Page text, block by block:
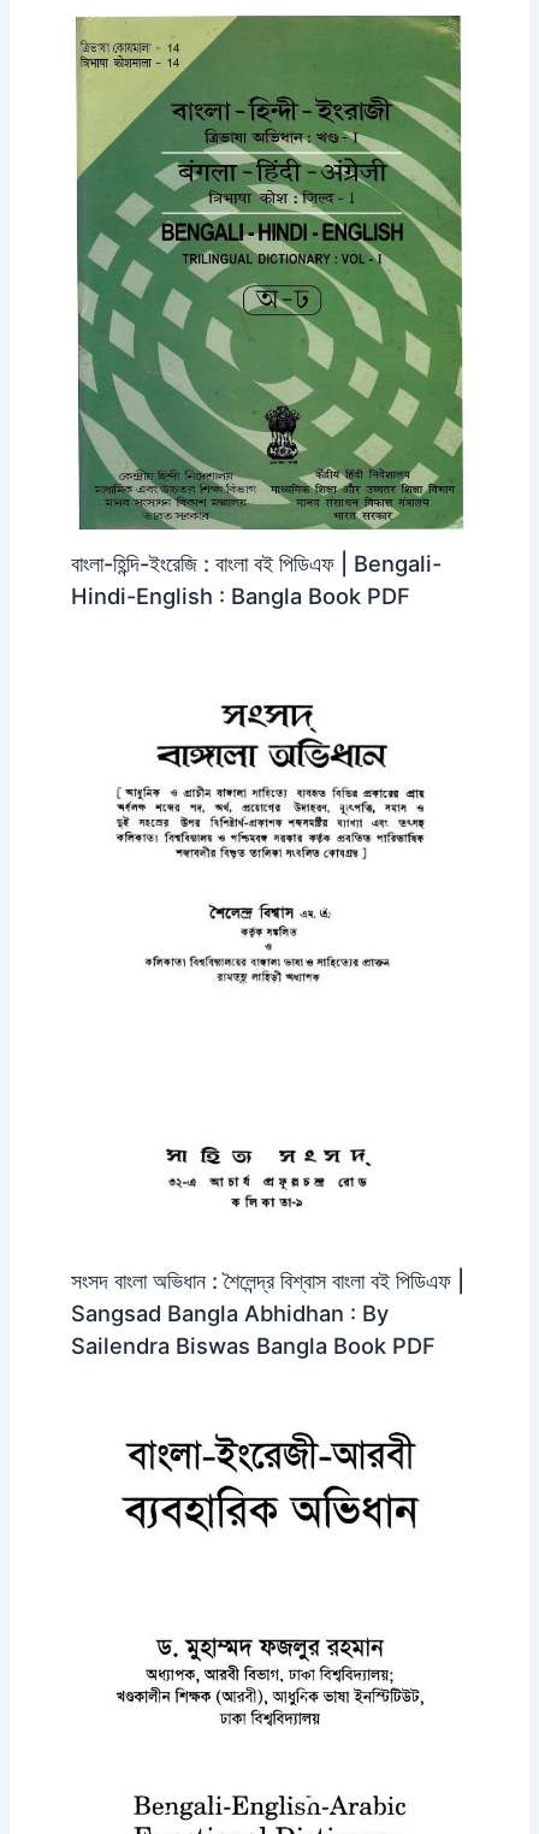
বাংলা-হিন্দি-ইংরেজি : বাংলা বই পিডিএফ | Bengali-
Hindi-English : Bangla Book PDF
সংসদ বাংলা অভিধান : শৈলেন্দ্র বিশ্বাস বাংলা বই পিডিএফ |
Sangsad Bangla Abhidhan : By
Sailendra Biswas Bangla Book PDF